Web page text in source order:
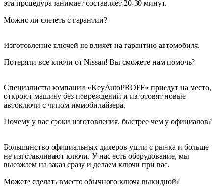
эта процедура занимает составляет 20-30 минут.
Можно ли слететь с гарантии?
Изготовление ключей не влияет на гарантию автомобиля.
Потеряли все ключи от Nissan! Вы сможете нам помочь?
Специалисты компании «KeyAutoPROFF» приедут на место,
откроют машину без повреждений и изготовят новые
автоключи с чипом иммобилайзера.
Почему у вас сроки изготовления, быстрее чем у официалов?
Большинство официальных дилеров ушли с рынка и больше
не изготавливают ключи. У нас есть оборудование, мы
выезжаем на заказ сразу и делаем ключи при вас.
Можете сделать вместо обычного ключа выкидной?